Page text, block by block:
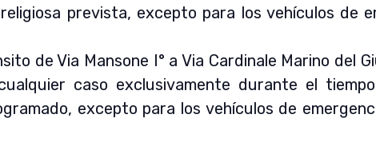
prevista, excepto para los vehículos de
de Via Mansone I° a Via Cardinale Marino del
caso exclusivamente durante el
excepto para los vehículos de